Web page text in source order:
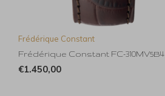
Frédérique Constant
Frédérique Constant FC-310MV5B4
€1.450,00